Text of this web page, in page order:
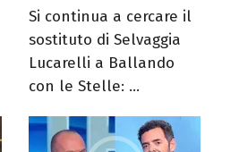
Si continua a cercare il
sostituto di Selvaggia
Lucarelli a Ballando
con le Stelle: ...